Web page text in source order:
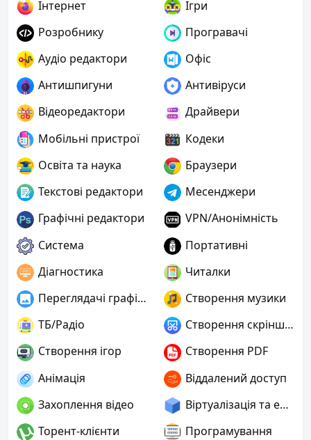
Інтернет
Ігри
Розробнику
Програвачі
Аудіо редактори
Офіс
Антишпигуни
Антивіруси
Відеоредактори
Драйвери
Мобільні пристрої
Кодеки
Освіта та наука
Браузери
Текстові редактори
Месенджери
Графічні редактори
VPN/Анонімність
Система
Портативні
Діагностика
Читалки
Переглядачі графіки
Створення музики
ТБ/Радіо
Створення скріншотів
Створення ігор
Створення PDF
Анімація
Віддалений доступ
Захоплення відео
Віртуалізація та емуляція
Торент-клієнти
Програмування